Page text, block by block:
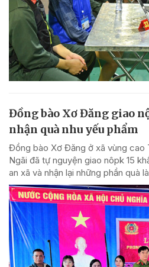
Đồng bào Xơ Đăng giao
nhận quà nhu yếu phẩm
Đồng bào Xơ Đăng ở xã vùng cao
Ngãi đã tự nguyện giao nôpk 15
an xã và nhận lại những phần quà